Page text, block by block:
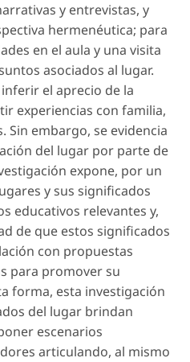
y entrevistas, y
hermenéutica; para
en el aula y una visita
asociados al lugar.
el aprecio de la
experiencias con familia,
Sin embargo, se evidencia
del lugar por parte de
expone, por un
y sus significados
educativos relevantes y,
de que estos significados
con propuestas
para promover su
forma, esta investigación
del lugar brindan
escenarios
articulando, al mismo